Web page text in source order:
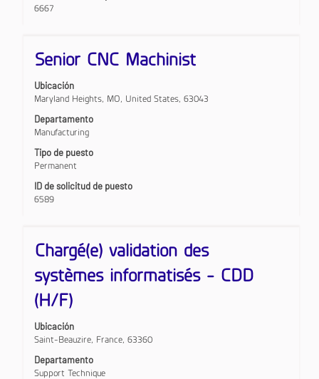
6667
información
del
Título
Senior CNC Machinist
Ubicación
Maryland Heights, MO, United States, 63043
Departamento
Manufacturing
Tipo de puesto
Permanent
ID de solicitud de puesto
6589
Utilice
la
espaciadora
para
ver
el
completo
de
la
información
del
Título
Chargé(e) validation des
systèmes informatisés - CDD
(H/F)
Ubicación
Saint-Beauzire, France, 63360
Departamento
Support Technique
Utilice
la
barra
espaciadora
para
ver
el
contenido
completo
de
la